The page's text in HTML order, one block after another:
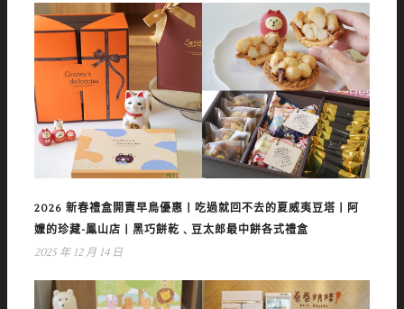
2026 新春禮盒開賣早鳥優惠丨吃過就回不去的夏威夷豆塔丨阿
嬤的珍藏-鳳山店丨黑巧餅乾﹑豆太郎最中餅各式禮盒
2025 年 12 月 14 日